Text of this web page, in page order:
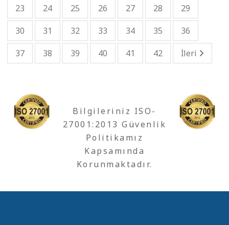
23
24 25 26 27 28
29
30
31 32 33 34 35
36
37
38 39 40 41 42 İleri
Bilgileriniz ISO-
27001:2013 Güvenlik
Politikamız
Kapsamında
Korunmaktadır.